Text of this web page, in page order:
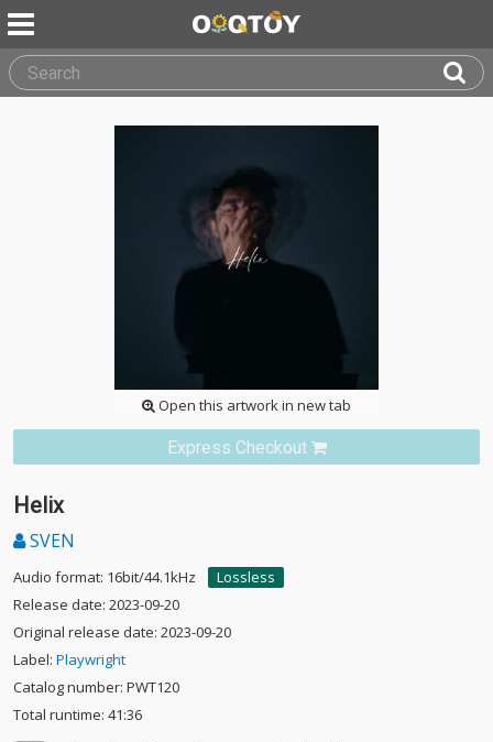
Open this artwork in new tab
Express Checkout
Helix
SVEN
Audio format: 16bit/44.1kHz
Lossless
Release date: 2023-09-20
Original release date: 2023-09-20
Label: Playwright
Catalog number: PWT120
Total runtime: 41:36